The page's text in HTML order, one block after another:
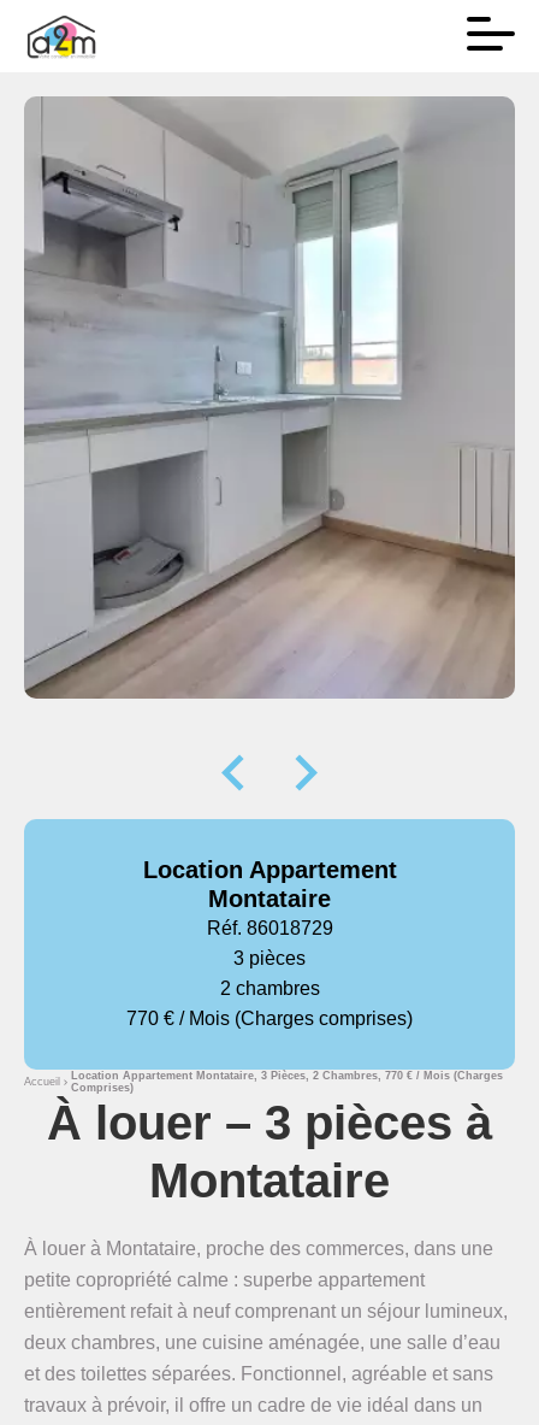
Location Appartement
Montataire
Réf. 86018729
3 pièces
2 chambres
770 € / Mois (Charges comprises)
Accueil
Location Appartement Montataire, 3 Pièces, 2 Chambres, 770 € / Mois (Charges
Comprises)
À louer – 3 pièces à
Montataire
À louer à Montataire, proche des commerces, dans une
petite copropriété calme : superbe appartement
entièrement refait à neuf comprenant un séjour lumineux,
deux chambres, une cuisine aménagée, une salle d’eau
et des toilettes séparées. Fonctionnel, agréable et sans
travaux à prévoir, il offre un cadre de vie idéal dans un